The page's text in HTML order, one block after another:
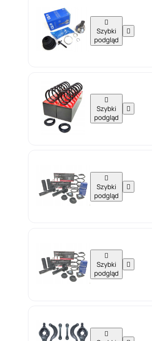

Szybki
podgląd


Szybki
podgląd


Szybki
podgląd


Szybki
podgląd

